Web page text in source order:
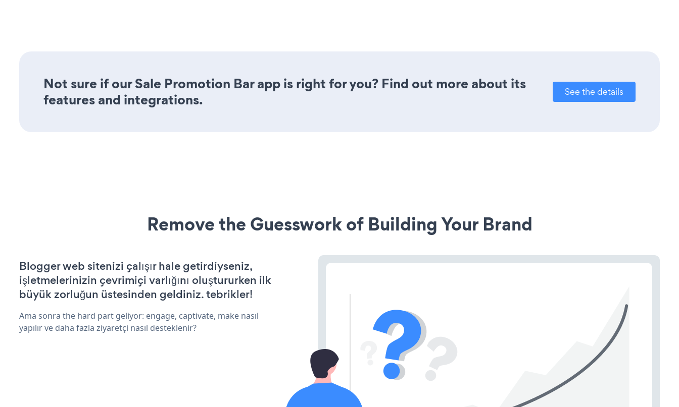
Not sure if our Sale Promotion Bar app is right for you? Find out more about its
features and integrations.
See the details
Remove the Guesswork of Building Your Brand
Blogger web sitenizi çalışır hale getirdiyseniz,
işletmelerinizin çevrimiçi varlığını oluştururken ilk
büyük zorluğun üstesinden geldiniz. tebrikler!
Ama sonra the hard part geliyor: engage, captivate, make nasıl
yapılır ve daha fazla ziyaretçi nasıl desteklenir?